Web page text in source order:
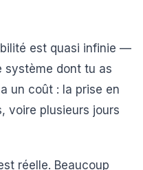
est quasi infinie —
système dont tu as
un coût : la prise en
voire plusieurs jours
réelle. Beaucoup